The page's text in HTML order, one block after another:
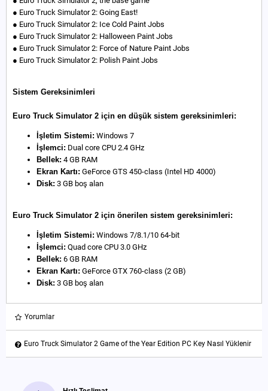
● Euro Truck Simulator 2: Going East!
● Euro Truck Simulator 2: Ice Cold Paint Jobs
● Euro Truck Simulator 2: Halloween Paint Jobs
● Euro Truck Simulator 2: Force of Nature Paint Jobs
● Euro Truck Simulator 2: Polish Paint Jobs
Sistem Gereksinimleri
Euro Truck Simulator 2 için en düşük sistem gereksinimleri:
İşletim Sistemi: Windows 7
İşlemci: Dual core CPU 2.4 GHz
Bellek: 4 GB RAM
Ekran Kartı: GeForce GTS 450-class (Intel HD 4000)
Disk: 3 GB boş alan
Euro Truck Simulator 2 için önerilen sistem gereksinimleri:
İşletim Sistemi: Windows 7/8.1/10 64-bit
İşlemci: Quad core CPU 3.0 GHz
Bellek: 6 GB RAM
Ekran Kartı: GeForce GTX 760-class (2 GB)
Disk: 3 GB boş alan
Yorumlar
Euro Truck Simulator 2 Game of the Year Edition PC Key Nasıl Yüklenir